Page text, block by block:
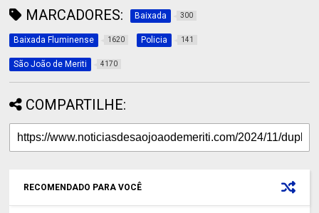
MARCADORES: Baixada 300
Baixada Fluminense 1620 Policia 141
São João de Meriti 4170
COMPARTILHE:
RECOMENDADO PARA VOCÊ